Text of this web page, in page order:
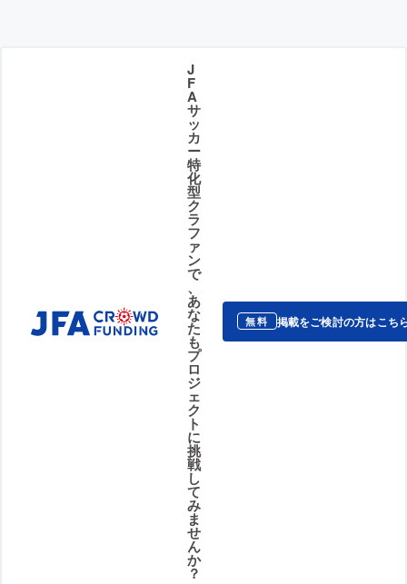
J
F
A
サ
ッ
カ
ー
特
化
型
ク
ラ
フ
ァ
ン
で
、
あ
な
た
も
プ
ロ
ジ
ェ
ク
ト
に
挑
戦
し
て
み
ま
せ
ん
か
？
無料 掲載をご検討の方はこち